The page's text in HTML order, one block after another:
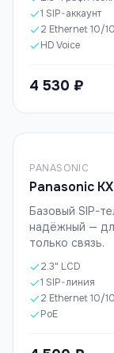
1 SIP-аккаунт
2 Ethernet 10/
HD Voice
4 530 ₽
PANASONIC
Panasonic
Базовый SIP-
надёжный —
только связь.
2.3" LCD
1 SIP-линия
2 Ethernet 10/
PoE